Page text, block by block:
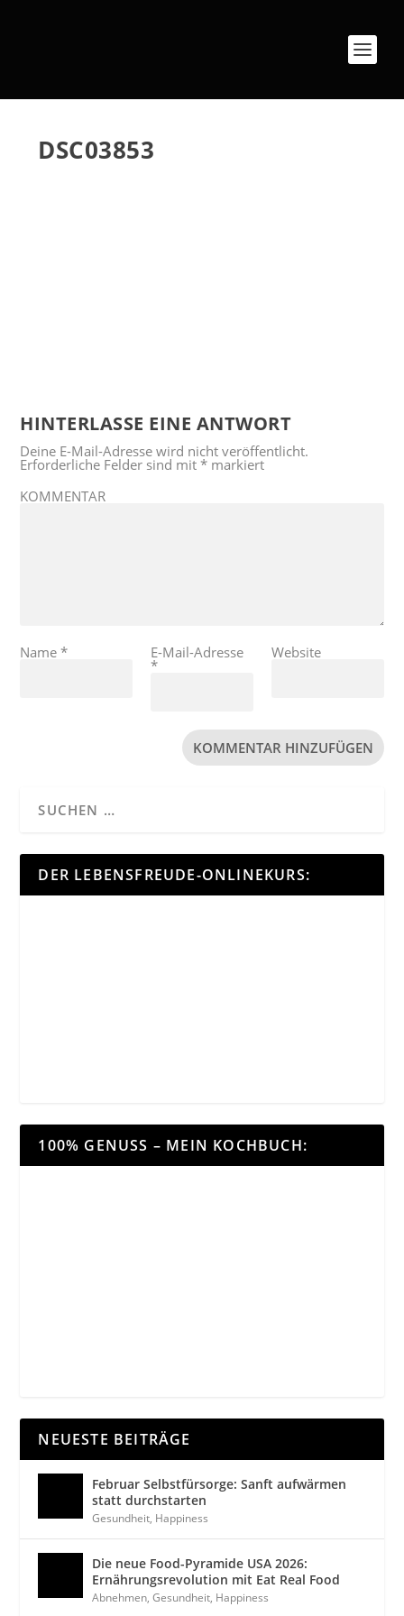
DSC03853
HINTERLASSE EINE ANTWORT
Deine E-Mail-Adresse wird nicht veröffentlicht.
Erforderliche Felder sind mit* markiert
KOMMENTAR
Name* E-Mail-Adresse
*
Website
DER LEBENSFREUDE-ONLINEKURS:
100% GENUSS – MEIN KOCHBUCH:
NEUESTE BEITRÄGE
Februar Selbstfürsorge: Sanft aufwärmen
statt durchstarten
Gesundheit, Happiness
Die neue Food-Pyramide USA 2026:
Ernährungsrevolution mit Eat Real Food
Abnehmen,Gesundheit, Happiness